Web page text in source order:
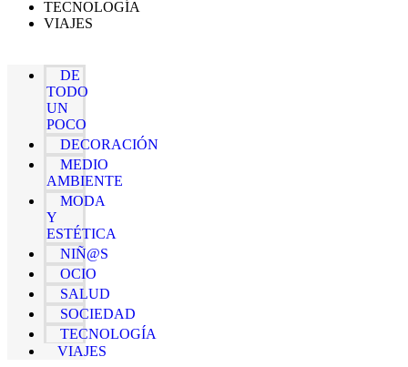
TECNOLOGÍA
VIAJES
DE
TODO
UN
POCO
DECORACIÓN
MEDIO
AMBIENTE
MODA
Y
ESTÉTICA
NIÑ@S
OCIO
SALUD
SOCIEDAD
TECNOLOGÍA
VIAJES